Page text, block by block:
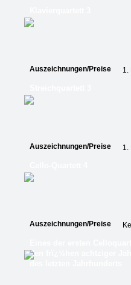
Auszeichnungen/Preise
1.
Auszeichnungen/Preise
1.
Auszeichnungen/Preise
den frï¿½hen achtziger